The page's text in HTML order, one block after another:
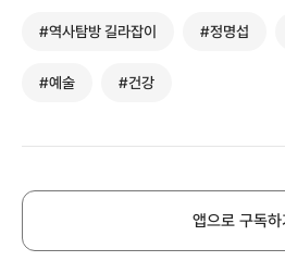
#역사탐방 길라잡이 #정명섭
#예술 #건강
앱으로 구독하